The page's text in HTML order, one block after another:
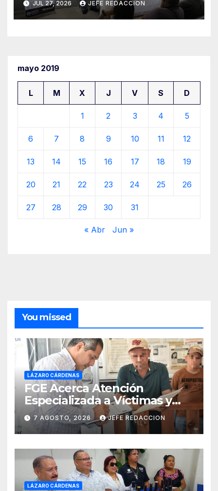
JUL 27, 2026 JEFE REDACCION
mayo 2019
L M X J V S D
1 2 3 4 5
6 7 8 9 10 11 12
13 14 15 16 17 18 19
20 21 22 23 24 25 26
27 28 29 30 31
« Abr Jun »
You missed
LÁZARO CÁRDENAS
FGE Acerca Atención
Especializada a Víctimas y
Ciudadanía de Coalcomán
7 AGOSTO, 2026 JEFE REDACCION
LÁZARO CÁRDENAS